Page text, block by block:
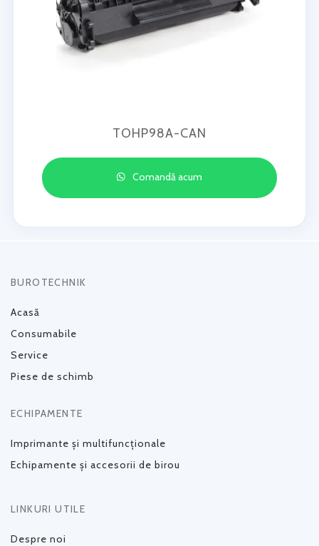
TOHP98A-CAN
Comandă acum
BUROTECHNIK
Acasă
Consumabile
Service
Piese de schimb
ECHIPAMENTE
Imprimante și multifuncționale
Echipamente și accesorii de birou
LINKURI UTILE
Despre noi